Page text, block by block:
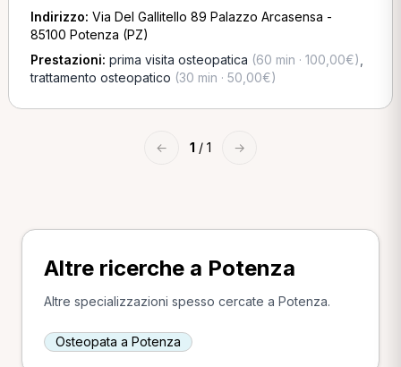
Indirizzo: Via Del Gallitello 89 Palazzo Arcasensa -
85100 Potenza (PZ)
Prestazioni: prima visita osteopatica (60 min · 100,00€)
trattamento osteopatico (30 min · 50,00€)
← 1 / 1 →
Altre ricerche a Potenza
Altre specializzazioni spesso cercate a Potenza.
Osteopata a Potenza